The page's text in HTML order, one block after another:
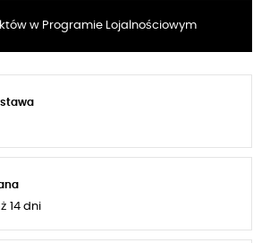
w Programie Lojalnościowym
14 dni